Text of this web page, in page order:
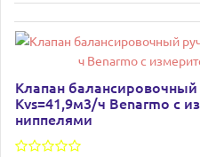
Клапан
Kvs=41,9м3/ч Benarmo с
ниппелями